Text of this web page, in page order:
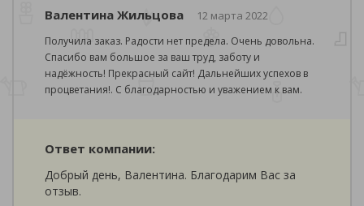
Валентина Жильцова 12 марта 2022
Получила заказ. Радости нет предела. Очень довольна.
Спасибо вам большое за ваш труд, заботу и
надёжность! Прекрасный сайт! Дальнейших успехов в
процветания!. С благодарностью и уважением к вам.
Ответ компании:
Добрый день, Валентина. Благодарим Вас за
отзыв.